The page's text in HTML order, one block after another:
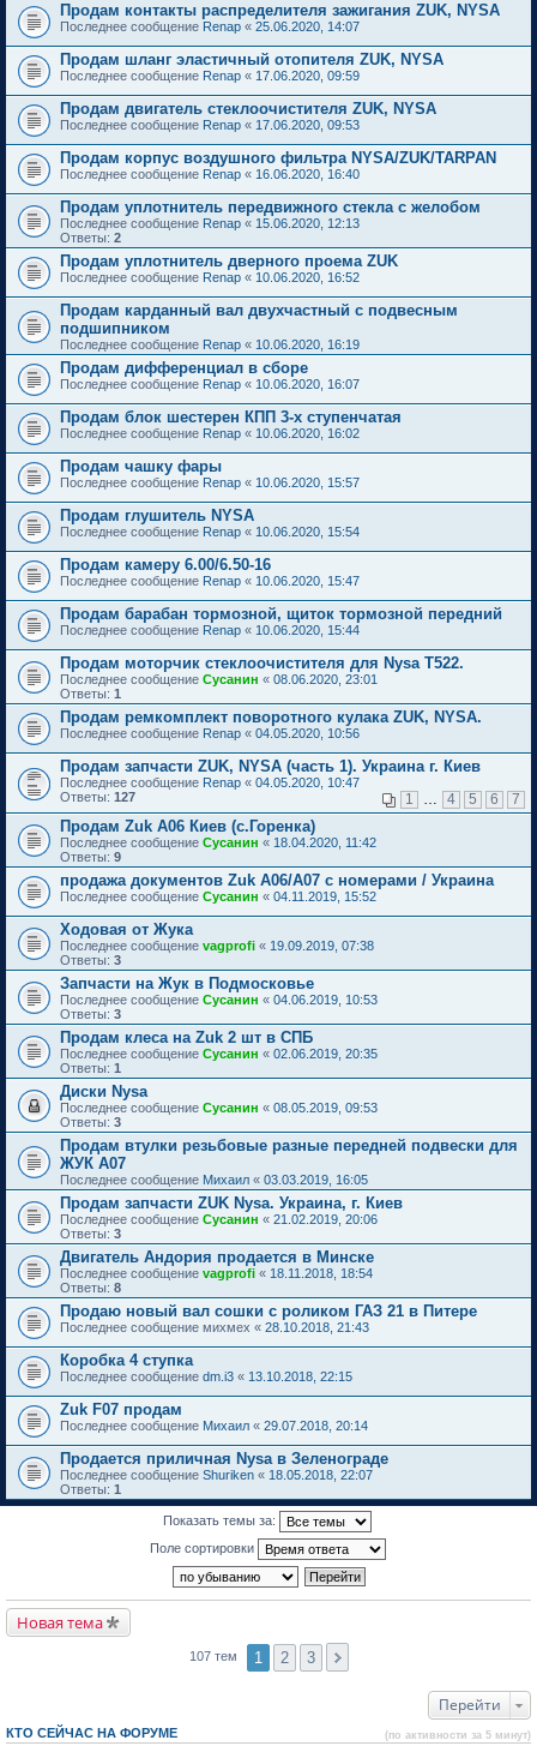
Продам контакты распределителя зажигания ZUK, NYSA
Последнее сообщение Renap « 25.06.2020, 14:07
Продам шланг эластичный отопителя ZUK, NYSA
Последнее сообщение Renap « 17.06.2020, 09:59
Продам двигатель стеклоочистителя ZUK, NYSA
Последнее сообщение Renap « 17.06.2020, 09:53
Продам корпус воздушного фильтра NYSA/ZUK/TARPAN
Последнее сообщение Renap « 16.06.2020, 16:40
Продам уплотнитель передвижного стекла с желобом
Последнее сообщение Renap « 15.06.2020, 12:13
Ответы: 2
Продам уплотнитель дверного проема ZUK
Последнее сообщение Renap « 10.06.2020, 16:52
Продам карданный вал двухчастный с подвесным
подшипником
Последнее сообщение Renap « 10.06.2020, 16:19
Продам дифференциал в сборе
Последнее сообщение Renap « 10.06.2020, 16:07
Продам блок шестерен КПП 3-х ступенчатая
Последнее сообщение Renap « 10.06.2020, 16:02
Продам чашку фары
Последнее сообщение Renap « 10.06.2020, 15:57
Продам глушитель NYSA
Последнее сообщение Renap « 10.06.2020, 15:54
Продам камеру 6.00/6.50-16
Последнее сообщение Renap « 10.06.2020, 15:47
Продам барабан тормозной, щиток тормозной передний
Последнее сообщение Renap « 10.06.2020, 15:44
Продам моторчик стеклоочистителя для Nysa T522.
Последнее сообщение Сусанин « 08.06.2020, 23:01
Ответы: 1
Продам ремкомплект поворотного кулака ZUK, NYSA.
Последнее сообщение Renap « 04.05.2020, 10:56
Продам запчасти ZUK, NYSA (часть 1). Украина г. Киев
Последнее сообщение Renap « 04.05.2020, 10:47
Ответы: 127 1 … 4 5 6 7
Продам Zuk A06 Киев (с.Горенка)
Последнее сообщение Сусанин « 18.04.2020, 11:42
Ответы: 9
продажа документов Zuk A06/A07 с номерами / Украина
Последнее сообщение Сусанин « 04.11.2019, 15:52
Ходовая от Жука
Последнее сообщение vagprofi « 19.09.2019, 07:38
Ответы: 3
Запчасти на Жук в Подмосковье
Последнее сообщение Сусанин « 04.06.2019, 10:53
Ответы: 3
Продам клеса на Zuk 2 шт в СПБ
Последнее сообщение Сусанин « 02.06.2019, 20:35
Ответы: 1
Диски Nysa
Последнее сообщение Сусанин « 08.05.2019, 09:53
Ответы: 3
Продам втулки резьбовые разные передней подвески для
ЖУК А07
Последнее сообщение Михаил « 03.03.2019, 16:05
Продам запчасти ZUK Nysa. Украина, г. Киев
Последнее сообщение Сусанин « 21.02.2019, 20:06
Ответы: 3
Двигатель Андория продается в Минске
Последнее сообщение vagprofi « 18.11.2018, 18:54
Ответы: 8
Продаю новый вал сошки с роликом ГАЗ 21 в Питере
Последнее сообщение михмех « 28.10.2018, 21:43
Коробка 4 ступка
Последнее сообщение dm.i3 « 13.10.2018, 22:15
Zuk F07 продам
Последнее сообщение Михаил « 29.07.2018, 20:14
Продается приличная Nysa в Зеленограде
Последнее сообщение Shuriken « 18.05.2018, 22:07
Ответы: 1
Показать темы за:
Поле сортировки
Новая тема
107 тем 1 2 3
Перейти
КТО СЕЙЧАС НА ФОРУМЕ (по активности за 5 минут)